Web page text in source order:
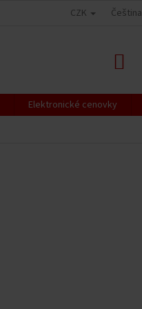
CZK Čeština
Elektronické cenovky